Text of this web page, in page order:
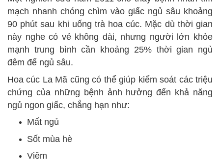
mạch nhanh chóng chìm vào giấc ngủ sâu khoảng
90 phút sau khi uống trà hoa cúc. Mặc dù thời gian
này nghe có vẻ không dài, nhưng người lớn khỏe
mạnh trung bình cần khoảng 25% thời gian ngủ
đêm để ngủ sâu.
Hoa cúc La Mã cũng có thể giúp kiểm soát các triệu
chứng của những bệnh ảnh hưởng đến khả năng
ngủ ngon giấc, chẳng hạn như:
Mất ngủ
Sốt mùa hè
Viêm